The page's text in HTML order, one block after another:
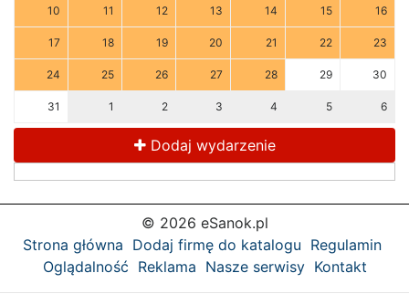
10 11 12 13 14 15 16
17 18 19 20 21 22 23
24 25 26 27 28 29 30
31 1 2 3 4 5 6
Dodaj wydarzenie
© 2026 eSanok.pl
Strona główna Dodaj firmę do katalogu Regulamin
Oglądalność Reklama Nasze serwisy Kontakt